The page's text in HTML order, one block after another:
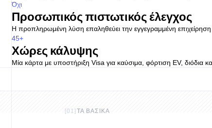
Όχι
Προσωπικός πιστωτικός έλεγχος
Η προπληρωμένη λύση επαληθεύει την εγγεγραμμένη
45+
Χώρες κάλυψης
Μία κάρτα με υποστήριξη Visa για καύσιμα, φόρτιση EV, διόδια
[01] ΤΑ ΒΑΣΙΚΆ